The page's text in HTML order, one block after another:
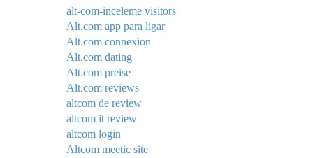
alt-com-inceleme visitors
Alt.com app para ligar
Alt.com connexion
Alt.com dating
Alt.com preise
Alt.com reviews
altcom de review
altcom it review
altcom login
Altcom meetic site